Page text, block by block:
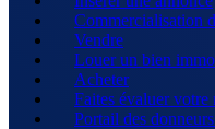
Commercialisation
Vendre
Louer un bien
Acheter
Faites évaluer votre
Portail des